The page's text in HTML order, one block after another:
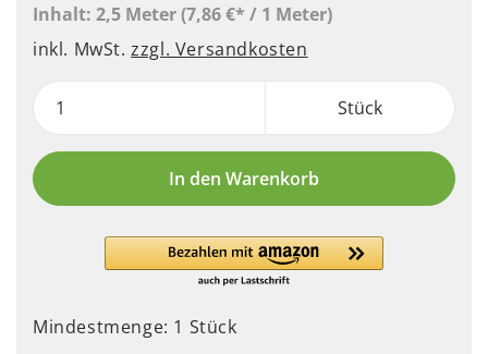
Inhalt: 2,5 Meter(7,86 €* / 1 Meter)
inkl. MwSt.zzgl. Versandkosten
Stück
In den Warenkorb
Mindestmenge: 1 Stück